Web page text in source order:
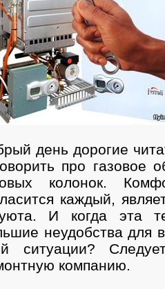
день дорогие
про газовое
колонок.
каждый,
И когда эта
неудобства для
ситуации?
компанию.